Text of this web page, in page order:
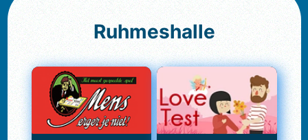
Ruhmeshalle